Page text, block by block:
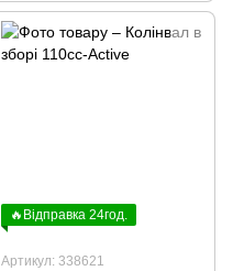
🔥Відправка 24год.
Артикул: 338621